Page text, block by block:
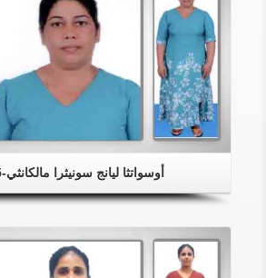
أوسواتثا ليانج سونيثرا مالكانثي-S1015